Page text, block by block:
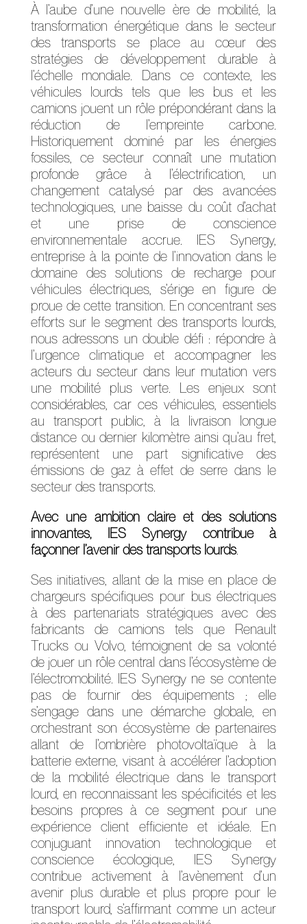
À l’aube d’une nouvelle ère de mobilité, la
transformation énergétique dans le secteur
des transports se place au cœur des
stratégies de développement durable à
l’échelle mondiale. Dans ce contexte, les
véhicules lourds tels que les bus et les
camions jouent un rôle prépondérant dans la
réduction de l’empreinte carbone.
Historiquement dominé par les énergies
fossiles, ce secteur connaît une mutation
profonde grâce à l’électrification, un
changement catalysé par des avancées
technologiques, une baisse du coût d’achat
et une prise de conscience
environnementale accrue. IES Synergy,
entreprise à la pointe de l’innovation dans le
domaine des solutions de recharge pour
véhicules électriques, s’érige en figure de
proue de cette transition. En concentrant ses
efforts sur le segment des transports lourds,
nous adressons un double défi : répondre à
l’urgence climatique et accompagner les
acteurs du secteur dans leur mutation vers
une mobilité plus verte. Les enjeux sont
considérables, car ces véhicules, essentiels
au transport public, à la livraison longue
distance ou dernier kilomètre ainsi qu’au fret,
représentent une part significative des
émissions de gaz à effet de serre dans le
secteur des transports.
Avec une ambition claire et des solutions
innovantes, IES Synergy contribue à
façonner l’avenir des transports lourds.
Ses initiatives, allant de la mise en place de
chargeurs spécifiques pour bus électriques
à des partenariats stratégiques avec des
fabricants de camions tels que Renault
Trucks ou Volvo, témoignent de sa volonté
de jouer un rôle central dans l’écosystème de
l’électromobilité. IES Synergy ne se contente
pas de fournir des équipements ; elle
s’engage dans une démarche globale, en
orchestrant son écosystème de partenaires
allant de l’ombrière photovoltaïque à la
batterie externe, visant à accélérer l’adoption
de la mobilité électrique dans le transport
lourd, en reconnaissant les spécificités et les
besoins propres à ce segment pour une
expérience client efficiente et idéale. En
conjuguant innovation technologique et
conscience écologique, IES Synergy
contribue activement à l’avènement d’un
avenir plus durable et plus propre pour le
transport lourd, s’affirmant comme un acteur